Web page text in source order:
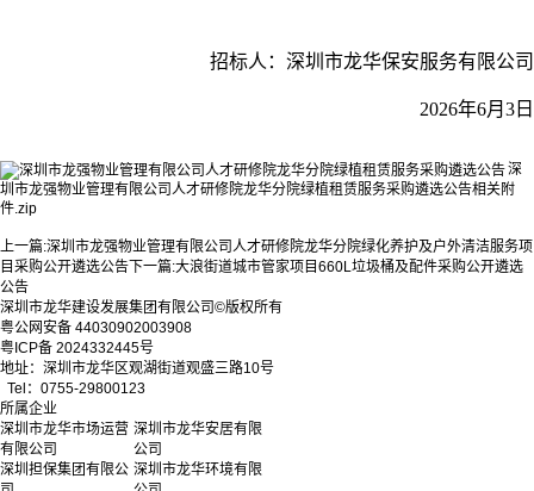
招标人：深圳市龙华保安服务有限公司
2026年6月3日
深
圳市龙强物业管理有限公司人才研修院龙华分院绿植租赁服务采购遴选公告相关附
件.zip
上一篇:深圳市龙强物业管理有限公司人才研修院龙华分院绿化养护及户外清洁服务项
目采购公开遴选公告下一篇:大浪街道城市管家项目660L垃圾桶及配件采购公开遴选
公告
深圳市龙华建设发展集团有限公司©版权所有
粤公网安备 44030902003908
粤ICP备 2024332445号
地址：深圳市龙华区观湖街道观盛三路10号
Tel：0755-29800123
所属企业
深圳市龙华市场运营
有限公司
深圳市龙华安居有限
公司
深圳担保集团有限公 深圳市龙华环境有限